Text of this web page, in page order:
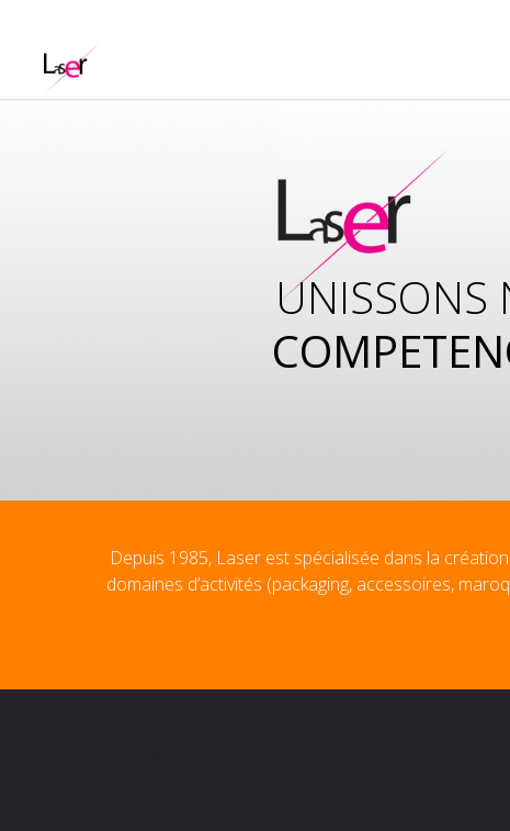
UNISSONS
Depuis 1985, Laser est spécialisée dans la
domaines d’activités (packaging, accessoires,